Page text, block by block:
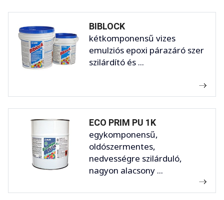
BIBLOCK
kétkomponensű vizes
emulziós epoxi párazáró szer
szilárdító és ...
ECO PRIM PU 1K
egykomponensű,
oldószermentes,
nedvességre szilárduló,
nagyon alacsony ...